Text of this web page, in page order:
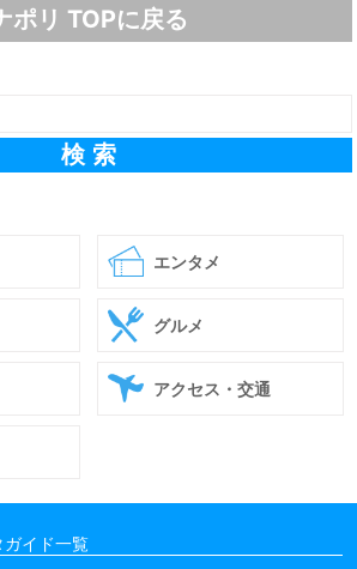
ポリ TOPに戻る
エンタメ
グルメ
アクセス・交通
イド一覧